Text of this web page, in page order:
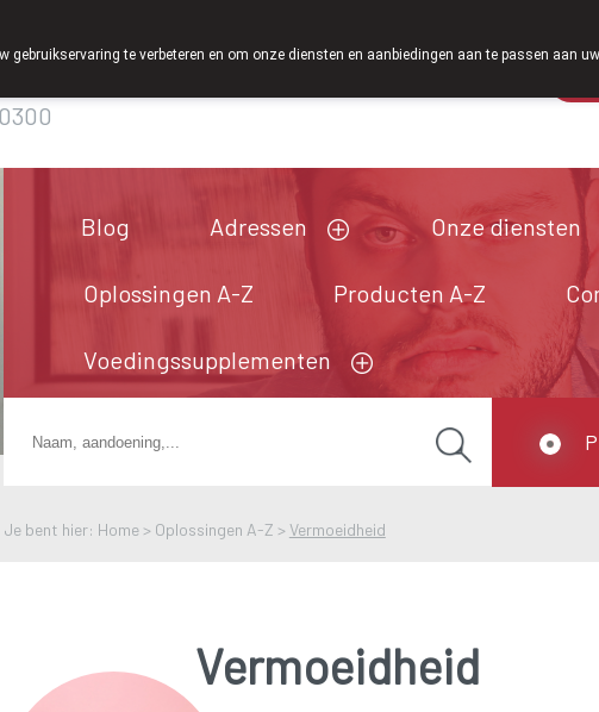
Meysen
Blog Adressen Onze diensten
Oplossingen A-Z Producten A-Z
Voedingssupplementen
Je bent hier: Home > Oplossingen A-Z >Vermoeidheid
Vermoeidheid
gebruikservaring te verbeteren en om onze diensten en aanbiedingen aan te passen aan